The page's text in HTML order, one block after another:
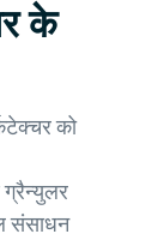
के
को
ग्रैन्युलर
संसाधन